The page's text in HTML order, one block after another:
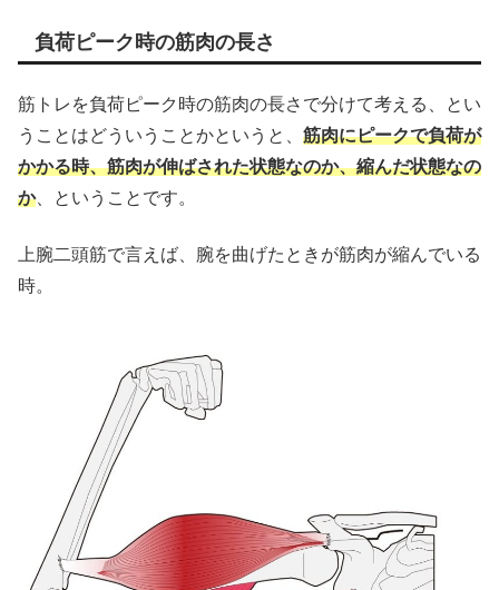
負荷ピーク時の筋肉の長さ
筋トレを負荷ピーク時の筋肉の長さで分けて考える、とい
うことはどういうことかというと、 筋肉にピークで負荷が
かかる時、筋肉が伸ばされた状態なのか、縮んだ状態なの
か、ということです。
上腕二頭筋で言えば、腕を曲げたときが筋肉が縮んでいる
時。